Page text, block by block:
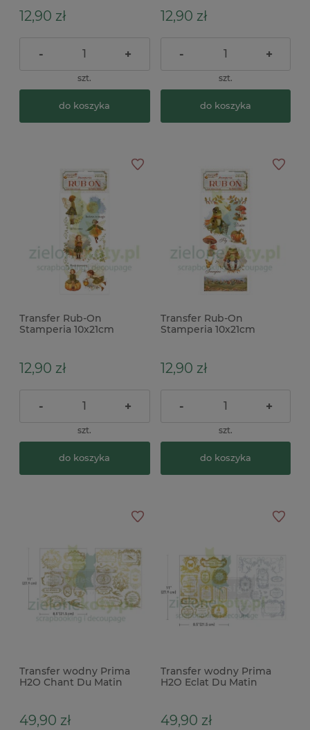
12,90 zł
- +
szt.
do koszyka
12,90 zł
- +
szt.
do koszyka
Transfer Rub-On
Stamperia 10x21cm
12,90 zł
- +
szt.
do koszyka
Transfer Rub-On
Stamperia 10x21cm
12,90 zł
- +
szt.
do koszyka
Transfer wodny Prima
H2O Chant Du Matin
49,90 zł
Transfer wodny Prima
H2O Eclat Du Matin
49,90 zł